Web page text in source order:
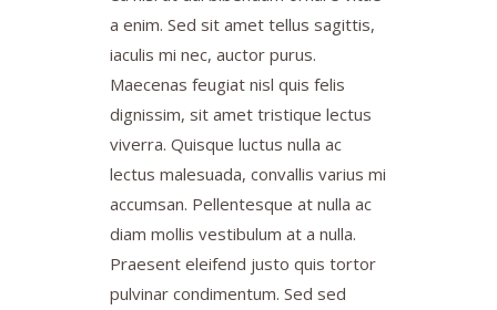
a enim. Sed sit amet tellus sagittis,
iaculis mi nec, auctor purus.
Maecenas feugiat nisl quis felis
dignissim, sit amet tristique lectus
viverra. Quisque luctus nulla ac
lectus malesuada, convallis varius mi
accumsan. Pellentesque at nulla ac
diam mollis vestibulum at a nulla.
Praesent eleifend justo quis tortor
pulvinar condimentum. Sed sed